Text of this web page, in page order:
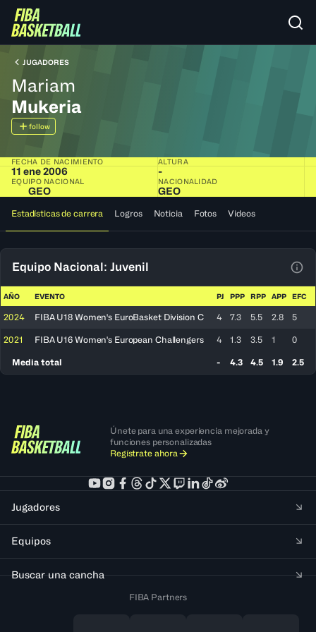
JUGADORES
Mariam
Mukeria
follow
FECHA DE NACIMIENTO
11 ene 2006
ALTURA
-
EQUIPO NACIONAL
GEO
NACIONALIDAD
GEO
Estadísticas de carrera Logros Noticia Fotos Videos
Equipo Nacional: Juvenil
AÑO EVENTO PJ PPP RPP APP EFC
2024 FIBA U18 Women's EuroBasket Division C 4 7.3 5.5 2.8 5
2021 FIBA U16 Women's European Challengers 4 1.3 3.5 1 0
Media total - 4.3 4.5 1.9 2.5
Únete para una experiencia mejorada y
funciones personalizadas
Regístrate ahora
Jugadores
Equipos
Buscar una cancha
FIBA Partners